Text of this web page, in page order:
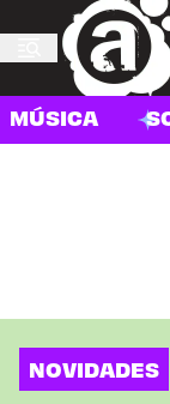
MÚSICA
NOVIDADES